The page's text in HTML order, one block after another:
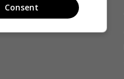
собственного
Consent